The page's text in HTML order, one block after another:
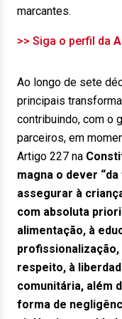
marcantes.
>> Siga o perfil da
Ao longo de sete
principais
contribuindo, com o
parceiros, em
Artigo 227 na
magna o dever
assegurar à
com absoluta
alimentação, à
profissionalização,
respeito, à
comunitária, além
forma de